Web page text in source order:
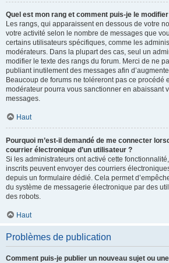
Quel est mon rang et comment puis-je le
Les rangs, qui apparaissent en dessous de votre
votre activité selon le nombre de messages que
certains utilisateurs spécifiques, comme les
modérateurs. Dans la plupart des cas, seul un
modifier le texte des rangs du forum. Merci de ne
publiant inutilement des messages afin
Beaucoup de forums ne toléreront pas ce procédé
modérateur pourra vous sanctionner en abaissant
messages.
Haut
Pourquoi m’est-il demandé de me connecter
courrier électronique d’un utilisateur ?
Si les administrateurs ont activé cette
inscrits peuvent envoyer des courriers
depuis un formulaire dédié. Cela permet
du système de messagerie électronique par des
des robots.
Haut
Problèmes de publication
Comment puis-je publier un nouveau sujet ou